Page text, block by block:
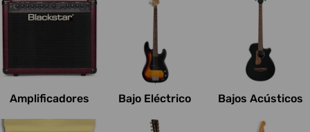
e
s
:
Amplificadores Bajo Eléctrico Bajos Acústicos